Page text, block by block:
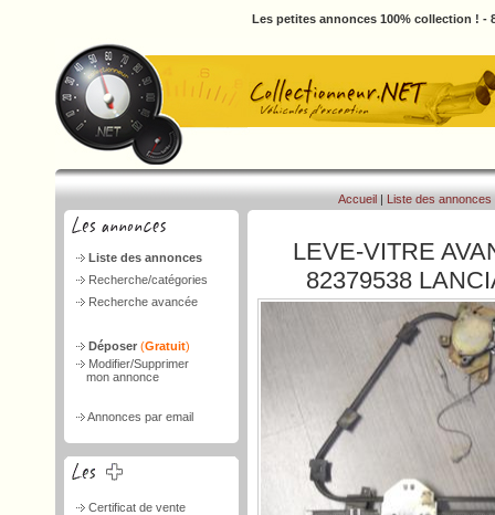
Les petites annonces 100% collection ! -
Liste des annonces
Recherche/catégories
Recherche avancée
Déposer (Gratuit)
Modifier/Supprimer
mon annonce
Annonces par email
Certificat de vente
Accueil | Liste des annonces
LEVE-VITRE
82379538